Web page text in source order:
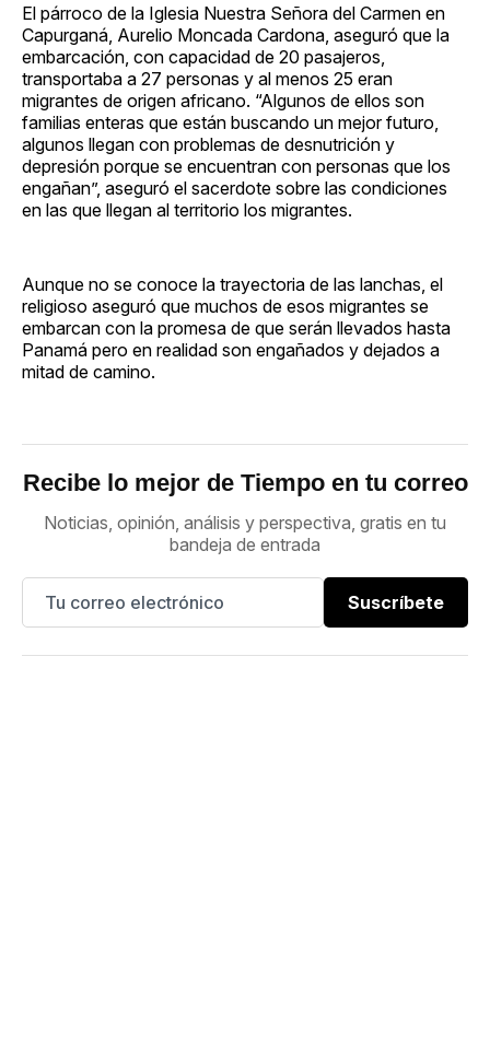
El párroco de la Iglesia Nuestra Señora del Carmen en
Capurganá, Aurelio Moncada Cardona, aseguró que la
embarcación, con capacidad de 20 pasajeros,
transportaba a 27 personas y al menos 25 eran
migrantes de origen africano. “Algunos de ellos son
familias enteras que están buscando un mejor futuro,
algunos llegan con problemas de desnutrición y
depresión porque se encuentran con personas que los
engañan”, aseguró el sacerdote sobre las condiciones
en las que llegan al territorio los migrantes.
Aunque no se conoce la trayectoria de las lanchas, el
religioso aseguró que muchos de esos migrantes se
embarcan con la promesa de que serán llevados hasta
Panamá pero en realidad son engañados y dejados a
mitad de camino.
Recibe lo mejor de Tiempo en tu correo
Noticias, opinión, análisis y perspectiva, gratis en tu
bandeja de entrada
Suscríbete